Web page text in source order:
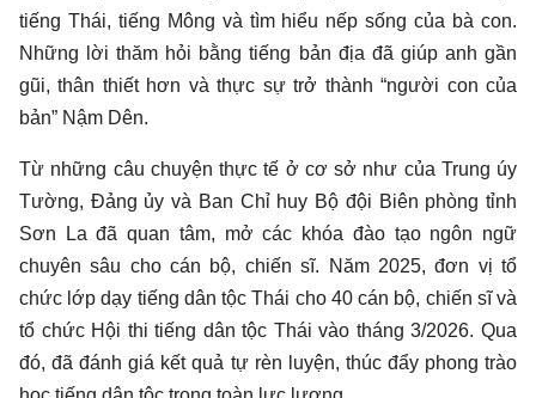
tiếng Thái, tiếng Mông và tìm hiểu nếp sống của bà con.
Những lời thăm hỏi bằng tiếng bản địa đã giúp anh gần
gũi, thân thiết hơn và thực sự trở thành “người con của
bản” Nậm Dên.
Từ những câu chuyện thực tế ở cơ sở như của Trung úy
Tường, Đảng ủy và Ban Chỉ huy Bộ đội Biên phòng tỉnh
Sơn La đã quan tâm, mở các khóa đào tạo ngôn ngữ
chuyên sâu cho cán bộ, chiến sĩ. Năm 2025, đơn vị tổ
chức lớp dạy tiếng dân tộc Thái cho 40 cán bộ, chiến sĩ và
tổ chức Hội thi tiếng dân tộc Thái vào tháng 3/2026. Qua
đó, đã đánh giá kết quả tự rèn luyện, thúc đẩy phong trào